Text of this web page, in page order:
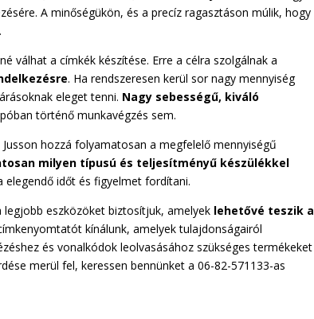
A minőségükön, és a precíz ragasztáson múlik, hogy
válhat a címkék készítése. Erre a célra szolgálnak a
. Ha rendszeresen kerül sor nagy mennyiség
eleget tenni. Nagy sebességű, kiváló
történő munkavégzés sem.
hozzá folyamatosan a megfelelő mennyiségű
milyen típusú és teljesítményű készülékkel
elegendő időt és figyelmet fordítani.
legjobb eszközöket biztosítjuk, amelyek lehetővé teszik a
kínálunk, amelyek tulajdonságairól
és vonalkódok leolvasásához szükséges termékeket
merül fel, keressen bennünket a 06-82-571133-as